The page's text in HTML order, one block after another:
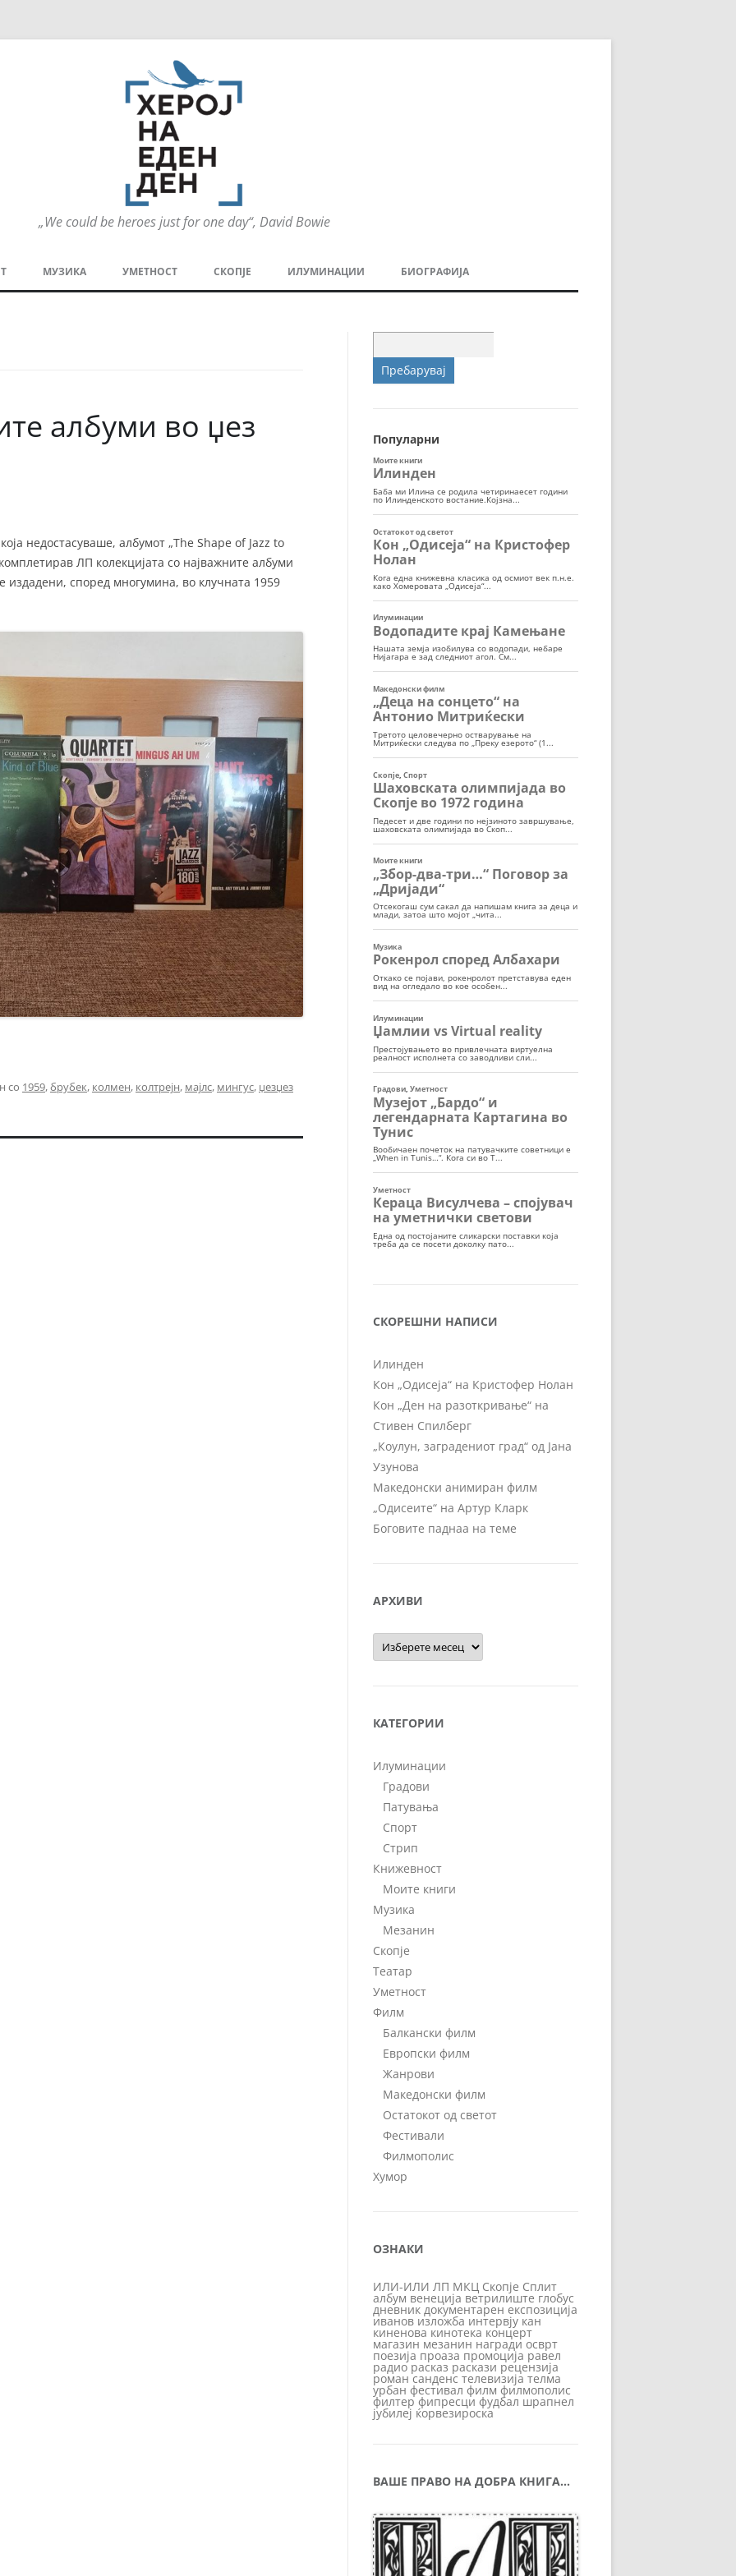
„We could be heroes just for one day“, David Bowie
содржината
МУЗИКА УМЕТНОСТ СКОПЈЕ ИЛУМИНАЦИИ
СПОРТ
БИОГРАФИЈА
албуми во џез
недостасуваше, албумот „The Shape of Jazz to
ЛП колекцијата со најважните албуми
издадени, според многумина, во клучната 1959
со 1959,брубек, колмен, колтрејн, мајлс, мингус, џезџез
за:
Популарни
СКОРЕШНИ НАПИСИ
Илинден
Кон „Одисеја“ на Кристофер Нолан
Кон „Ден на разоткривање“ на
Стивен Спилберг
„Коулун, заградениот град“ од Јана
Узунова
Македонски анимиран филм
„Одисеите“ на Артур Кларк
Боговите паднаа на теме
АРХИВИ
Архиви
КАТЕГОРИИ
Илуминации
Градови
Патувања
Спорт
Стрип
Книжевност
Моите книги
Музика
Мезанин
Скопје
Театар
Уметност
Филм
Балкански филм
Европски филм
Жанрови
Македонски филм
Остатокот од светот
Фестивали
Филмополис
Хумор
ОЗНАКИ
ИЛИ-ИЛИ ЛП МКЦ Скопје Сплит
албум венеција ветрилиште глобус
дневник документарен експозиција
иванов изложба интервју кан
киненова кинотека концерт
магазин мезанин награди осврт
поезија проаза промоција равел
радио расказ раскази рецензија
роман санденс телевизија телма
урбан фестивал филм филмополис
филтер фипресци фудбал шрапнел
јубилеј ќорвезироска
ВАШЕ ПРАВО НА ДОБРА КНИГА…